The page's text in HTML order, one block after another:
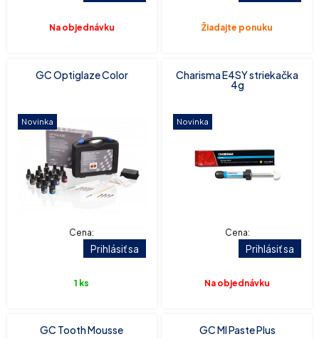
Na objednávku Žiadajte ponuku
GC Optiglaze Color
Novinka
Cena:
Prihlásiť sa
1 ks
Charisma E4SY striekačka
4g
Novinka
Cena:
Prihlásiť sa
Na objednávku
GC Tooth Mousse GC MI Paste Plus